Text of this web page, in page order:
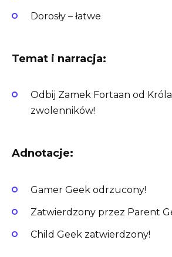
Dorosły – łatwe
Temat i narracja:
Odbij Zamek Fortaan od
zwolenników!
Adnotacje:
Gamer Geek odrzucony!
Zatwierdzony przez Parent
Child Geek zatwierdzony!